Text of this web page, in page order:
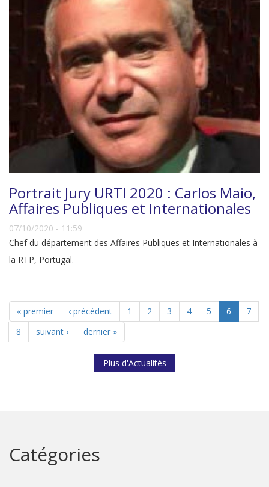
Portrait Jury URTI 2020 : Carlos Maio,
Affaires Publiques et Internationales
07/10/2020 - 11:59
Chef du département des Affaires Publiques et Internationales à
la RTP, Portugal.
« premier ‹ précédent 1 2 3 4 5 6
7
8
suivant › dernier »
Plus d'Actualités
Catégories